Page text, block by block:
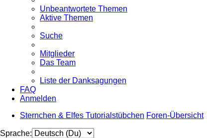
Unbeantwortete Themen
Aktive Themen
Suche
Mitglieder
Das Team
Liste der Danksagungen
FAQ
Anmelden
Sternchen & Elfes Tutorialstübchen Foren-Übersicht
Sprache: